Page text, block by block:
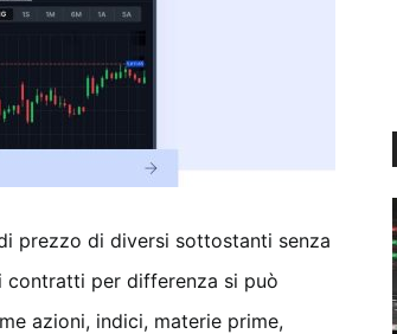
prezzo di diversi sottostanti senza
contratti per differenza si può
azioni, indici, materie prime,